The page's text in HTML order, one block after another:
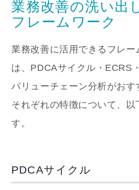
業務改善の洗い出
フレームワーク
業務改善に活用できるフレー
は、PDCAサイクル・ECRS
バリューチェーン分析がおす
それぞれの特徴について、以
す。
PDCAサイクル